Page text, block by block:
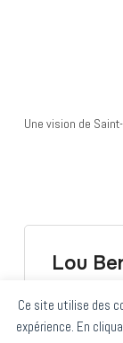
Ce site utilise des
expérience. En
Une vision de
Lou